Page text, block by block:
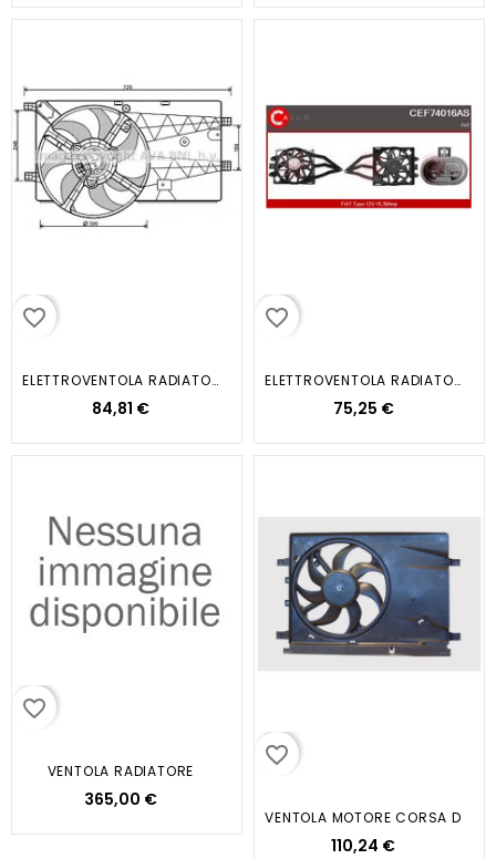
favorite_border
ELETTROVENTOLA RADIATORE...
84,81 €
favorite_border
ELETTROVENTOLA RADIATORE PANDA 1.2
75,25 €
favorite_border
VENTOLA RADIATORE
365,00 €
favorite_border
VENTOLA MOTORE CORSA D
110,24 €